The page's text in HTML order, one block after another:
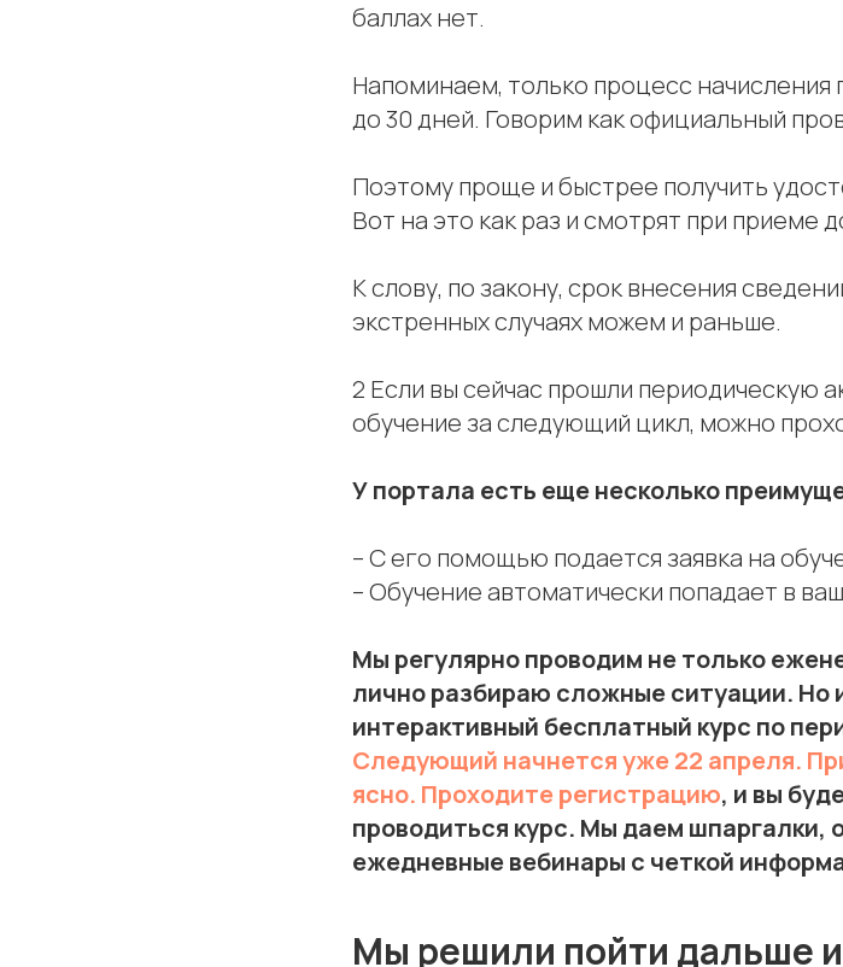
баллах нет.
Напоминаем, только процесс начисления
до 30 дней. Говорим как официальный
Поэтому проще и быстрее получить
Вот на это как раз и смотрят при приеме
К слову, по закону, срок внесения
экстренных случаях можем и раньше.
2 Если вы сейчас прошли периодическую
обучение за следующий цикл, можно
У портала есть еще несколько
– С его помощью подается заявка на
– Обучение автоматически попадает в
Мы регулярно проводим не только
лично разбираю сложные ситуации. Но
интерактивный бесплатный курс по
Следующий начнется уже 22 апреля.
ясно. Проходите регистрацию, и вы
проводиться курс. Мы даем шпаргалки,
ежедневные вебинары с четкой
Мы решили пойти дальше